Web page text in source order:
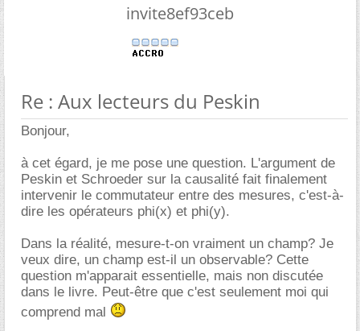
invite8ef93ceb
Re : Aux lecteurs du Peskin
Bonjour,
à cet égard, je me pose une question. L'argument de
Peskin et Schroeder sur la causalité fait finalement
intervenir le commutateur entre des mesures, c'est-à-
dire les opérateurs phi(x) et phi(y).
Dans la réalité, mesure-t-on vraiment un champ? Je
veux dire, un champ est-il un observable? Cette
question m'apparait essentielle, mais non discutée
dans le livre. Peut-être que c'est seulement moi qui
comprend mal